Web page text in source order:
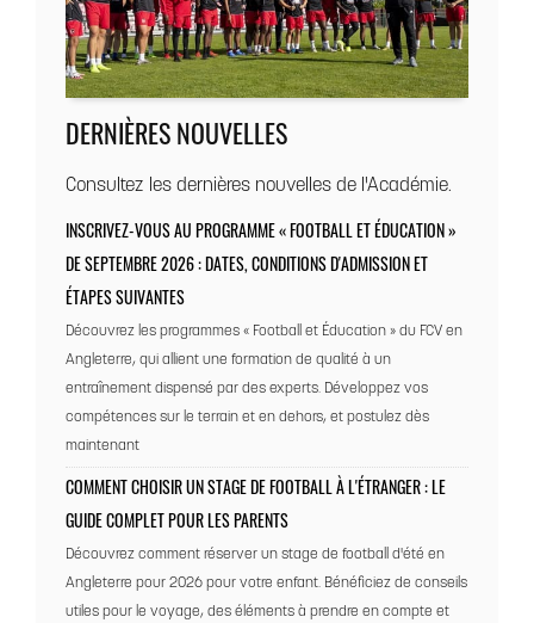
DERNIÈRES NOUVELLES
Consultez les dernières nouvelles de l'Académie.
INSCRIVEZ-VOUS AU PROGRAMME « FOOTBALL ET ÉDUCATION »
DE SEPTEMBRE 2026 : DATES, CONDITIONS D'ADMISSION ET
ÉTAPES SUIVANTES
Découvrez les programmes « Football et Éducation » du FCV en
Angleterre, qui allient une formation de qualité à un
entraînement dispensé par des experts. Développez vos
compétences sur le terrain et en dehors, et postulez dès
maintenant
COMMENT CHOISIR UN STAGE DE FOOTBALL À L'ÉTRANGER : LE
GUIDE COMPLET POUR LES PARENTS
Découvrez comment réserver un stage de football d'été en
Angleterre pour 2026 pour votre enfant. Bénéficiez de conseils
utiles pour le voyage, des éléments à prendre en compte et